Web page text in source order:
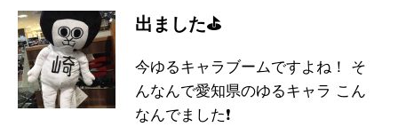
出ました⛳️
今ゆるキャラブームですよね！ そ
んなんで愛知県のゆるキャラ こん
なんでました❗️